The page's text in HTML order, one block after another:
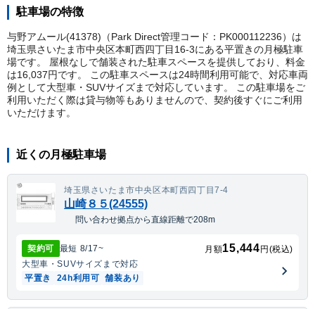
駐車場の特徴
与野アムール(41378)（Park Direct管理コード：PK000112236）は
埼玉県さいたま市中央区本町西四丁目16-3にある平置きの月極駐車
場です。 屋根なしで舗装された駐車スペースを提供しており、料金
は16,037円です。 この駐車スペースは24時間利用可能で、対応車両
例として大型車・SUVサイズまで対応しています。 この駐車場をご
利用いただく際は貸与物等もありませんので、契約後すぐにご利用
いただけます。
近くの月極駐車場
埼玉県さいたま市中央区本町西四丁目7-4
山崎８５(24555)
問い合わせ拠点から直線距離で208m
契約可 最短 8/17~ 月額15,444円(税込)
大型車・SUVサイズまで対応
平置き
24h利用可 舗装あり